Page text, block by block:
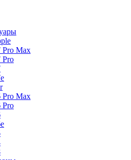
Pro Max
Pro
Pro Max
Pro